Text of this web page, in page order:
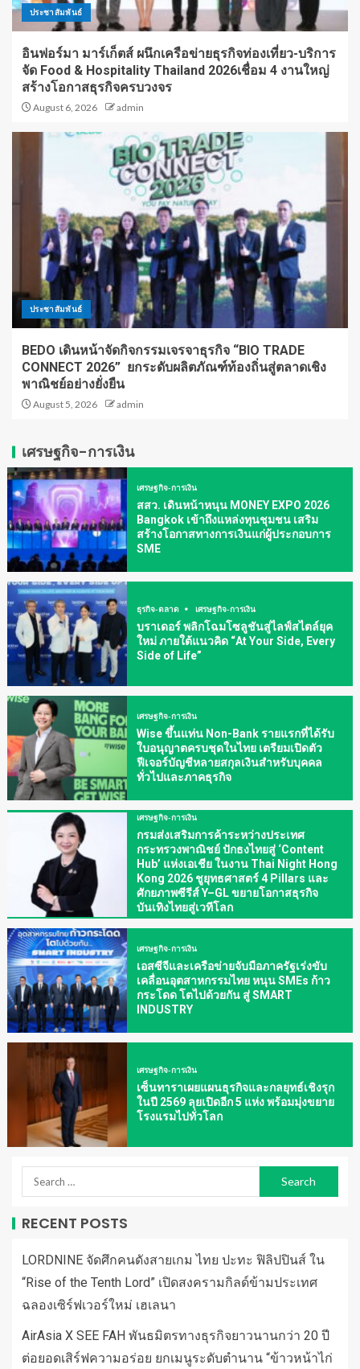
ประชาสัมพันธ์
อินฟอร์มา มาร์เก็ตส์ ผนึกเครือข่ายธุรกิจท่องเที่ยว-บริการ
จัด Food & Hospitality Thailand 2026เชื่อม 4 งานใหญ่
สร้างโอกาสธุรกิจครบวงจร
August 6, 2026 admin
ประชาสัมพันธ์
BEDO เดินหน้าจัดกิจกรรมเจรจาธุรกิจ “BIO TRADE
CONNECT 2026” ยกระดับผลิตภัณฑ์ท้องถิ่นสู่ตลาดเชิง
พาณิชย์อย่างยั่งยืน
August 5, 2026 admin
เศรษฐกิจ-การเงิน
เศรษฐกิจ-การเงิน
สสว. เดินหน้าหนุน MONEY EXPO 2026
Bangkok เข้าถึงแหล่งทุนชุมชน เสริม
สร้างโอกาสทางการเงินแก่ผู้ประกอบการ
SME
ธุรกิจ-ตลาด เศรษฐกิจ-การเงิน
บราเดอร์ พลิกโฉมโซลูชันสู่ไลฟ์สไตล์ยุค
ใหม่ ภายใต้แนวคิด “At Your Side, Every
Side of Life”
เศรษฐกิจ-การเงิน
Wise ขึ้นแท่น Non-Bank รายแรกที่ได้รับ
ใบอนุญาตครบชุดในไทย เตรียมเปิดตัว
ฟีเจอร์บัญชีหลายสกุลเงินสำหรับบุคคล
ทั่วไปและภาคธุรกิจ
เศรษฐกิจ-การเงิน
กรมส่งเสริมการค้าระหว่างประเทศ
กระทรวงพาณิชย์ ปักธงไทยสู่ ‘Content
Hub’ แห่งเอเชีย ในงาน Thai Night Hong
Kong 2026 ชูยุทธศาสตร์ 4 Pillars และ
ศักยภาพซีรีส์ Y–GL ขยายโอกาสธุรกิจ
บันเทิงไทยสู่เวทีโลก
เศรษฐกิจ-การเงิน
เอสซีจีและเครือข่ายจับมือภาครัฐเร่งขับ
เคลื่อนอุตสาหกรรมไทย หนุน SMEs ก้าว
กระโดด โตไปด้วยกัน สู่ SMART
INDUSTRY
เศรษฐกิจ-การเงิน
เซ็นทาราเผยแผนธุรกิจและกลยุทธ์เชิงรุก
ในปี 2569 ลุยเปิดอีก 5 แห่ง พร้อมมุ่งขยาย
โรงแรมไปทั่วโลก
RECENT POSTS
LORDNINE จัดศึกคนดังสายเกม ไทย ปะทะ ฟิลิปปินส์ ใน
“Rise of the Tenth Lord” เปิดสงครามกิลด์ข้ามประเทศ
ฉลองเซิร์ฟเวอร์ใหม่ เฮเลนา
AirAsia X SEE FAH พันธมิตรทางธุรกิจยาวนานกว่า 20 ปี
ต่อยอดเสิร์ฟความอร่อย ยกเมนูระดับตำนาน “ข้าวหน้าไก่